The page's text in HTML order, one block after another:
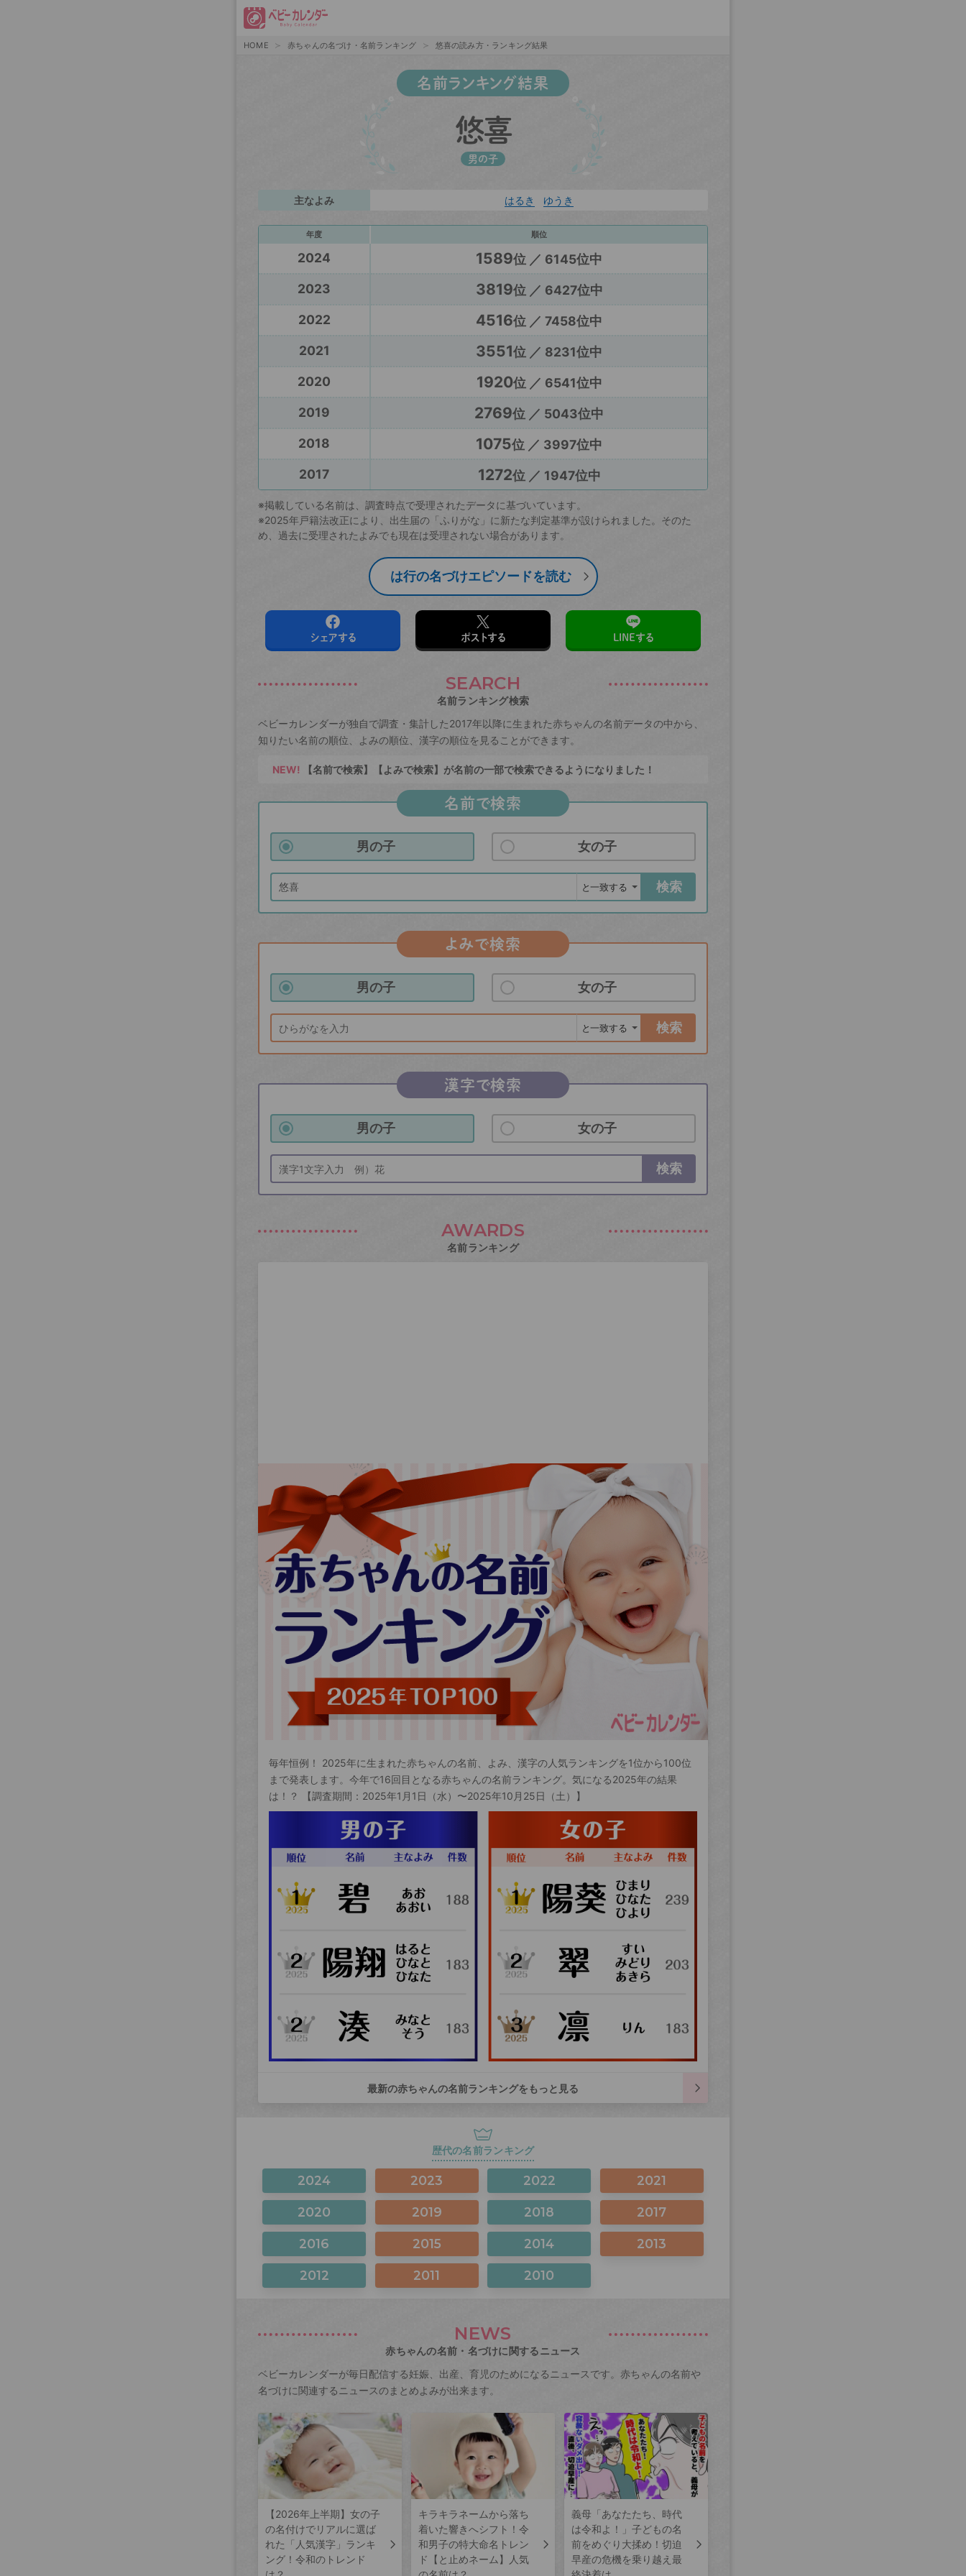
HOME 赤ちゃんの名づけ・名前ランキング 悠喜の読み方・ランキング結果
名前ランキング結果
悠喜
男の子
主なよみ はるき ゆうき
年度 順位
2024 1589位 ／ 6145位中
2023
3819位 ／ 6427位中
2022
4516位 ／ 7458位中
2021
3551位 ／ 8231位中
2020
1920位 ／ 6541位中
2019
2769位 ／ 5043位中
2018
1075位 ／ 3997位中
2017
1272位 ／ 1947位中
※掲載している名前は、調査時点で受理されたデータに基づいています。
※2025年戸籍法改正により、出生届の「ふりがな」に新たな判定基準が設けられました。そのた
め、過去に受理されたよみでも現在は受理されない場合があります。
は行の名づけエピソードを読む
シェアする ポストする LINEする
SEARCH
名前ランキング検索
ベビーカレンダーが独自で調査・集計した2017年以降に生まれた赤ちゃんの名前データの中から、
知りたい名前の順位、よみの順位、漢字の順位を見ることができます。
NEW! 【名前で検索】【よみで検索】が名前の一部で検索できるようになりました！
名前で検索
男の子 女の子
検索
よみで検索
男の子 女の子
検索
漢字で検索
男の子 女の子
検索
AWARDS
名前ランキング
毎年恒例！ 2025年に生まれた赤ちゃんの名前、よみ、漢字の人気ランキングを1位から100位
まで発表します。今年で16回目となる赤ちゃんの名前ランキング。気になる2025年の結果
は！？ 【調査期間：2025年1月1日（水）〜2025年10月25日（土）】
最新の赤ちゃんの名前ランキングをもっと見る
歴代の名前ランキング
2024 2023 2022 2021
2020 2019 2018 2017
2016 2015 2014 2013
2012 2011 2010
NEWS
赤ちゃんの名前・名づけに関するニュース
ベビーカレンダーが毎日配信する妊娠、出産、育児のためになるニュースです。赤ちゃんの名前や
名づけに関連するニュースのまとめよみが出来ます。
【2026年上半期】女の子
の名付けでリアルに選ば
れた「人気漢字」ランキ
ング！令和のトレンド
キラキラネームから落ち
着いた響きへシフト！令
和男子の特大命名トレン
ド【と止めネーム】人気
義母「あなたたち、時代
は令和よ！」子どもの名
前をめぐり大揉め！切迫
早産の危機を乗り越え最